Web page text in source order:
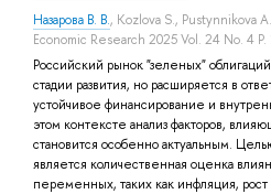
Назарова В. В., Kozlova S., Pustynnikova A.
Economic Research 2025 Vol. 24 No. 4
Российский рынок "зеленых"
стадии развития, но расширяется в
устойчивое финансирование и
этом контексте анализ факторов,
становится особенно актуальным.
является количественная оценка
переменных, таких как инфляция,